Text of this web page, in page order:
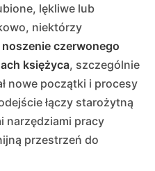
lękliwe lub
niektórzy
noszenie czerwonego
księżyca, szczególnie
nowe początki i procesy
łączy starożytną
narzędziami pracy
przestrzeń do